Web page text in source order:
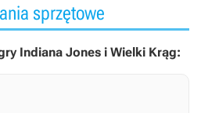
sprzętowe
Indiana Jones i Wielki Krąg: